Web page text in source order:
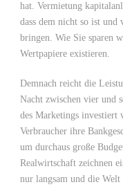
hat. Vermietung
dass dem nicht so ist und
bringen. Wie Sie sparen
Wertpapiere existieren.
Demnach reicht die
Nacht zwischen vier und
des Marketings investiert
Verbraucher ihre
um durchaus große
Realwirtschaft zeichnen
nur langsam und die